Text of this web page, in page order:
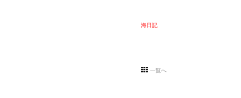
海日記
一覧へ